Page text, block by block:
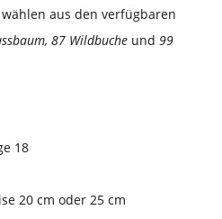
aus den verfügbaren
87 Wildbuche und 99
18
20 cm oder 25 cm